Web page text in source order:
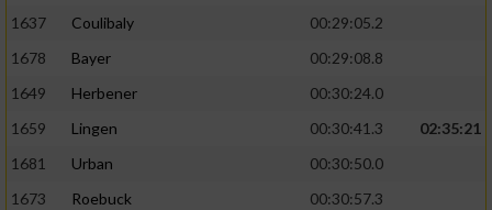
1637
Coulibaly
00:29:05.2
1678
Bayer
00:29:08.8
1649
Herbener
00:30:24.0
1659
Lingen 00:30:41.3
02:35:21
1681
Urban
00:30:50.0
1673
Roebuck
00:30:57.3